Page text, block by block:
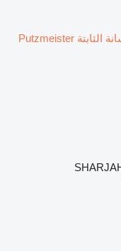
مضخة الخرسانة الثابتة Putzmeister